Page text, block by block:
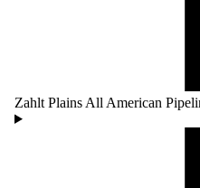
Zahlt Plains All American